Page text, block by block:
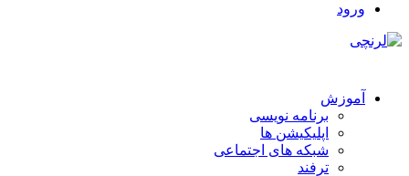
ورود
آموزش
برنامه نویسی
اپلیکیشن ها
شبکه های اجتماعی
ترفند